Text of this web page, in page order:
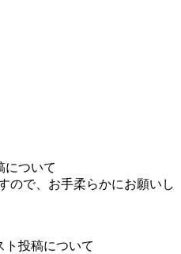
について
ので、お手柔らかにお願いし
ト投稿について